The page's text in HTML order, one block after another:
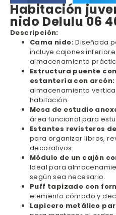
Habitación
nido Delulu 06
Descripción:
Cama nido:Diseñada
incluye cajones
almacenamiento
Estructura puente
estantería con arcón:
almacenamiento
habitación.
Mesa de estudio
área funcional para
Estantes revisteros
para organizar libros,
decorativos.
Módulo de un cajón
Ideal para
según sea necesario.
Puff tapizado con
elemento cómodo y
Lapicero metálico